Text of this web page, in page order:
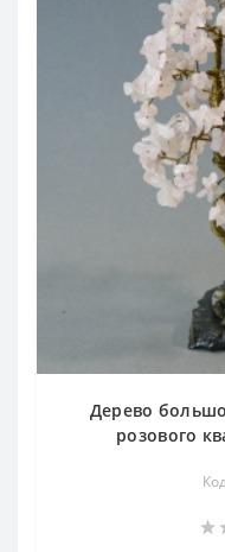
Дерево
розового